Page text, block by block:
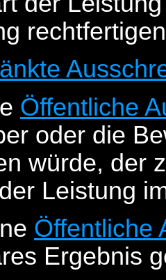
Öffentliche
oder die
würde, der
Leistung
Öffentliche
Ergebnis